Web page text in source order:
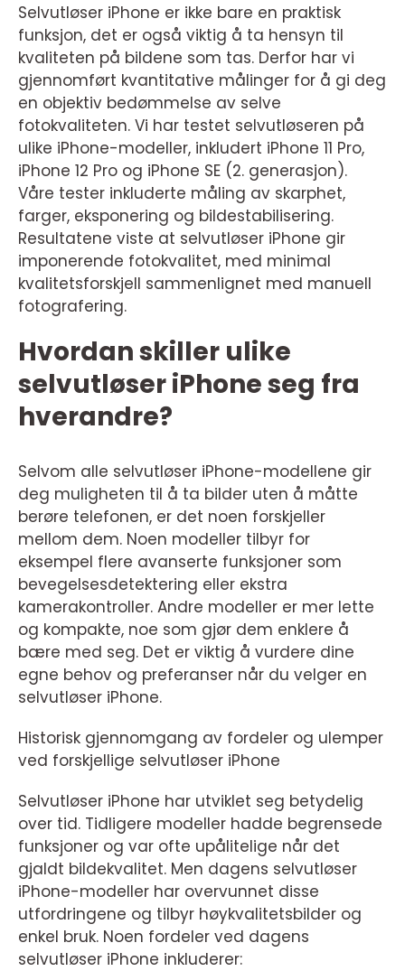
Selvutløser iPhone er ikke bare en praktisk
funksjon, det er også viktig å ta hensyn til
kvaliteten på bildene som tas. Derfor har vi
gjennomført kvantitative målinger for å gi deg
en objektiv bedømmelse av selve
fotokvaliteten. Vi har testet selvutløseren på
ulike iPhone-modeller, inkludert iPhone 11 Pro,
iPhone 12 Pro og iPhone SE (2. generasjon).
Våre tester inkluderte måling av skarphet,
farger, eksponering og bildestabilisering.
Resultatene viste at selvutløser iPhone gir
imponerende fotokvalitet, med minimal
kvalitetsforskjell sammenlignet med manuell
fotografering.
Hvordan skiller ulike
selvutløser iPhone seg fra
hverandre?
Selvom alle selvutløser iPhone-modellene gir
deg muligheten til å ta bilder uten å måtte
berøre telefonen, er det noen forskjeller
mellom dem. Noen modeller tilbyr for
eksempel flere avanserte funksjoner som
bevegelsesdetektering eller ekstra
kamerakontroller. Andre modeller er mer lette
og kompakte, noe som gjør dem enklere å
bære med seg. Det er viktig å vurdere dine
egne behov og preferanser når du velger en
selvutløser iPhone.
Historisk gjennomgang av fordeler og ulemper
ved forskjellige selvutløser iPhone
Selvutløser iPhone har utviklet seg betydelig
over tid. Tidligere modeller hadde begrensede
funksjoner og var ofte upålitelige når det
gjaldt bildekvalitet. Men dagens selvutløser
iPhone-modeller har overvunnet disse
utfordringene og tilbyr høykvalitetsbilder og
enkel bruk. Noen fordeler ved dagens
selvutløser iPhone inkluderer: